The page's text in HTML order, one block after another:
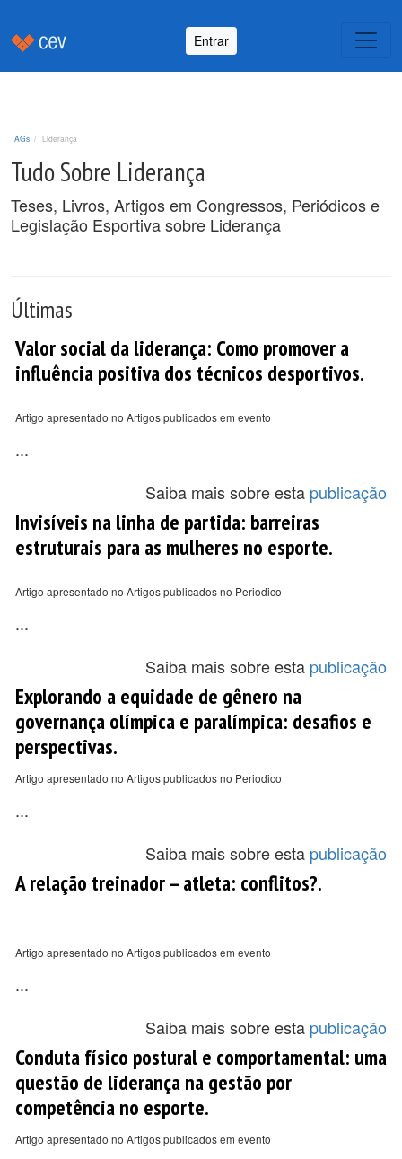
Entrar
TAGs Liderança
Tudo Sobre Liderança
Teses, Livros, Artigos em Congressos, Periódicos e
Legislação Esportiva sobre Liderança
Últimas
Valor social da liderança: Como promover a
influência positiva dos técnicos desportivos.
Artigo apresentado no Artigos publicados em evento
...
Saiba mais sobre esta publicação
Invisíveis na linha de partida: barreiras
estruturais para as mulheres no esporte.
Artigo apresentado no Artigos publicados no Periodico
...
Saiba mais sobre esta publicação
Explorando a equidade de gênero na
governança olímpica e paralímpica: desafios e
perspectivas.
Artigo apresentado no Artigos publicados no Periodico
...
Saiba mais sobre esta publicação
A relação treinador – atleta: conflitos?.
Artigo apresentado no Artigos publicados em evento
...
Saiba mais sobre esta publicação
Conduta físico postural e comportamental: uma
questão de liderança na gestão por
competência no esporte.
Artigo apresentado no Artigos publicados em evento